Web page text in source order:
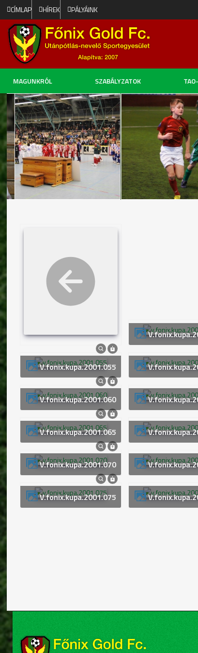
CÍMLAP HÍREK PÁLYÁINK
MAGUNKRÓL SZABÁLYZATOK
v.fonix.kupa.2001.055
v.fonix.kupa.2001.060
v.fonix.kupa.2001.065
v.fonix.kupa.2001.070
v.fonix.kupa.2001.075